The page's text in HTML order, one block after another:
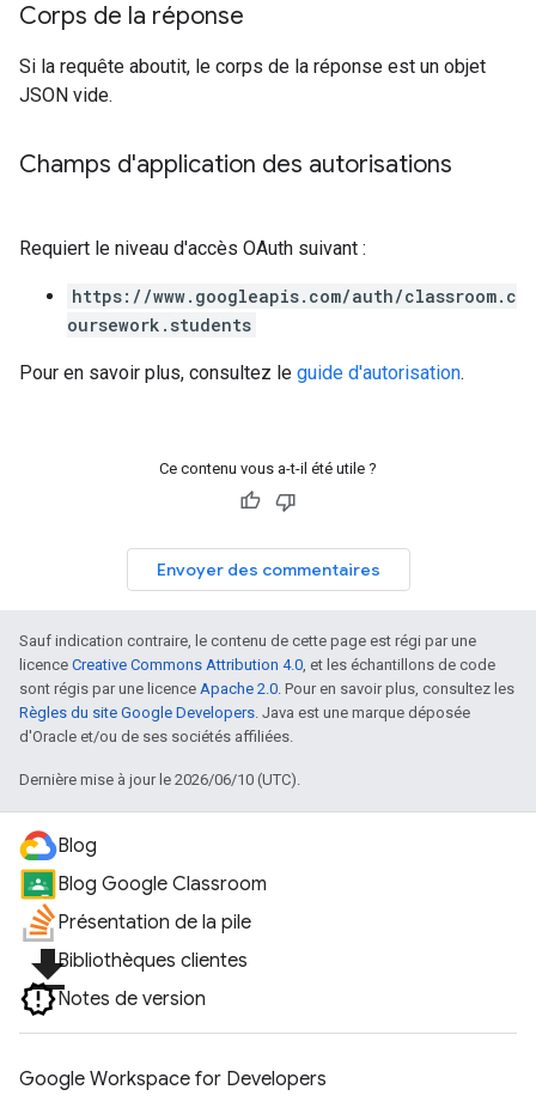
Corps de la réponse
Si la requête aboutit, le corps de la réponse est un objet
JSON vide.
Champs d'application des autorisations
Requiert le niveau d'accès OAuth suivant :
https://www.googleapis.com/auth/classroom.c
oursework.students
Pour en savoir plus, consultez le guide d'autorisation.
Ce contenu vous a-t-il été utile ?
Envoyer des commentaires
Sauf indication contraire, le contenu de cette page est régi par une
licence Creative Commons Attribution 4.0, et les échantillons de code
sont régis par une licence Apache 2.0. Pour en savoir plus, consultez les
Règles du site Google Developers. Java est une marque déposée
d'Oracle et/ou de ses sociétés affiliées.
Dernière mise à jour le 2026/06/10 (UTC).
Blog
Blog Google Classroom
Présentation de la pile
file_downloadBibliothèques clientes
Notes de version
Google Workspace for Developers